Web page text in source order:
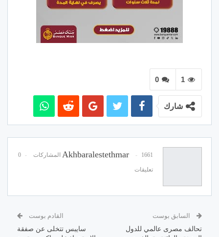
0 1
شارك
Akhbaralestethmar 1661 المشاركات 0
تعليقات
السابق بوست
تحالف مصرى عالمي للدول
القادم بوست
سايبس تتخلى عن صفقة